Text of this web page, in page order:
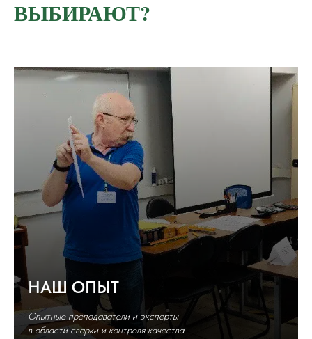
ВЫБИРАЮТ?
НАШ ОПЫТ
Опытные преподаватели и эксперты
в области сварки и контроля качества